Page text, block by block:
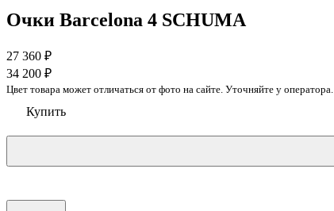
Очки Barcelona 4 SCHUMA
27 360 ₽
34 200 ₽
Цвет товара может отличаться от фото на сайте. Уточняйте у оператора.
Купить